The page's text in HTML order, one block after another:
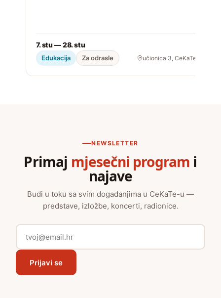
7. stu — 28. stu
Edukacija Za odrasle učionica 3, CeKaTe
NEWSLETTER
Primaj mjesečni program i
najave
Budi u toku sa svim događanjima u CeKaTe-u —
predstave, izložbe, koncerti, radionice.
Prijavi se